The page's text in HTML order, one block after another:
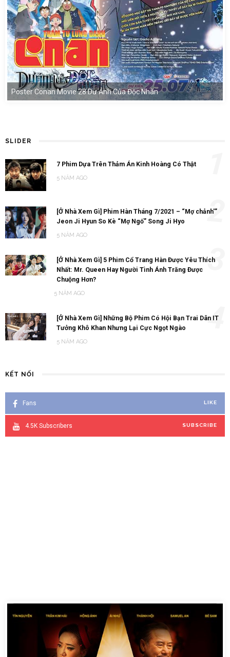
Poster Conan Movie 28 Dư Ảnh Của Độc Nhãn
SLIDER
7 Phim Dựa Trên Thảm Án Kinh Hoàng Có Thật
5 NĂM AGO
[Ở Nhà Xem Gì] Phim Hàn Tháng 7/2021 – “Mợ chảnh'”
Jeon Ji Hyun So Kè “Mợ Ngố” Song Ji Hyo
5 NĂM AGO
2
[Ở Nhà Xem Gì] 5 Phim Cổ Trang Hàn Được Yêu Thích
Nhất: Mr. Queen Hay Người Tình Ánh Trăng Được
Chuộng Hơn?
5 NĂM AGO
3
[Ở Nhà Xem Gì] Những Bộ Phim Có Hội Bạn Trai Dân IT
Tưởng Khô Khan Nhưng Lại Cực Ngọt Ngào
5 NĂM AGO
4
KẾT NỐI
Fans LIKE
4.5K Subscribers SUBSCRIBE